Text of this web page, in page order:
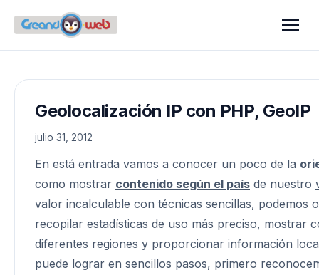
Geolocalización IP con PHP, GeoIP
julio 31, 2012
En está entrada vamos a conocer un poco de la
como mostrar contenido según el país de nuestro
valor incalculable con técnicas sencillas, podemos
recopilar estadísticas de uso más preciso, mostrar
diferentes regiones y proporcionar información
puede lograr en sencillos pasos, primero